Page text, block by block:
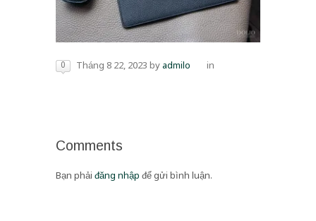
0 Tháng 8 22, 2023 byadmilo in
Comments
Bạn phải đăng nhập để gửi bình luận.